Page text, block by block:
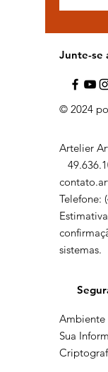
Junte-se
© 2024
Artelier
Telefone:
sistemas.
Ambiente
Sua